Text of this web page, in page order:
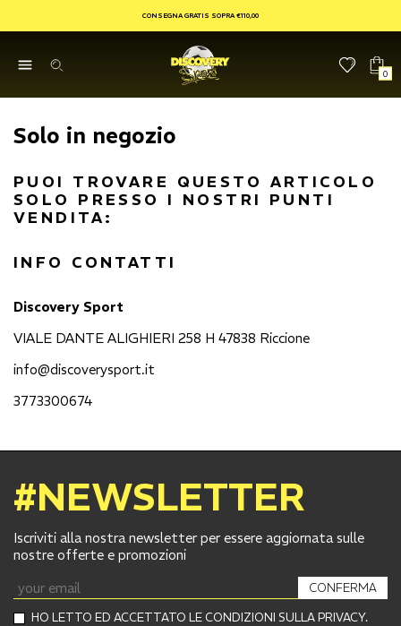
CONSEGNA GRATIS SOPRA €110,00
0
Solo in negozio
PUOI TROVARE QUESTO ARTICOLO
SOLO PRESSO I NOSTRI PUNTI
VENDITA:
INFO CONTATTI
Discovery Sport
VIALE DANTE ALIGHIERI 258 H 47838 Riccione
info@discoverysport.it
3773300674
#NEWSLETTER
Iscriviti alla nostra newsletter per essere aggiornata sulle
nostre offerte e promozioni
HO LETTO ED ACCETTATO LE CONDIZIONI SULLA PRIVACY.
CONFERMA